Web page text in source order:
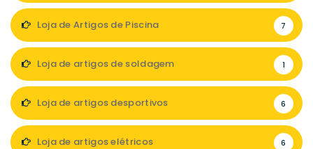
Loja de Artigos de Piscina 7
Loja de artigos de soldagem 1
Loja de artigos desportivos 6
Loja de artigos elétricos 6